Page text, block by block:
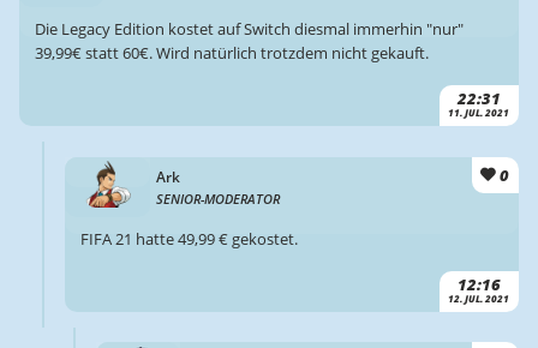
22:31
11. JUL. 2021
Die Legacy Edition kostet auf Switch diesmal immerhin "nur"
39,99€ statt 60€. Wird natürlich trotzdem nicht gekauft.
Ark
SENIOR-MODERATOR
0
12:16
12. JUL. 2021
FIFA 21 hatte 49,99 € gekostet.